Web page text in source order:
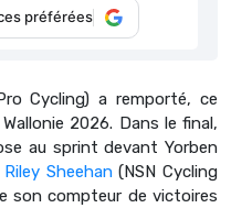
préférées
Cycling) a remporté, ce
2026. Dans le final,
au sprint devant Yorben
Riley Sheehan(NSN Cycling
son compteur de victoires